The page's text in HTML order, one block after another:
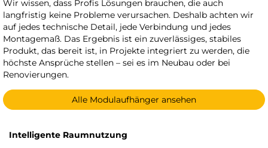
Wir wissen, dass Profis Lösungen brauchen, die auch
langfristig keine Probleme verursachen. Deshalb achten wir
auf jedes technische Detail, jede Verbindung und jedes
Montagemaß. Das Ergebnis ist ein zuverlässiges, stabiles
Produkt, das bereit ist, in Projekte integriert zu werden, die
höchste Ansprüche stellen – sei es im Neubau oder bei
Renovierungen.
Alle Modulaufhänger ansehen
Intelligente Raumnutzung